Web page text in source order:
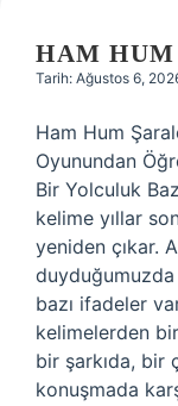
HAM HUM
Tarih: Ağustos 6,
Ham Hum
Oyunundan
Bir Yolculuk
kelime yıllar
yeniden çıkar.
bazı ifadeler
kelimelerden
bir şarkıda, bir
konuşmada